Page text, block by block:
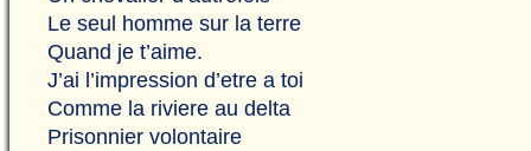
Le seul homme sur la terre
Quand je t’aime.
J’ai l’impression d’etre a toi
Comme la riviere au delta
Prisonnier volontaire